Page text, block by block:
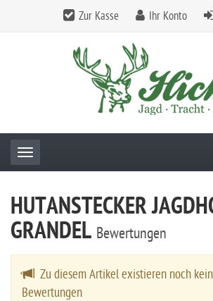
Zur Kasse Ihr Konto
Toggle navigation
HUTANSTECKER
GRANDEL Bewertungen
Zu diesem Artikel existieren noch
Bewertungen